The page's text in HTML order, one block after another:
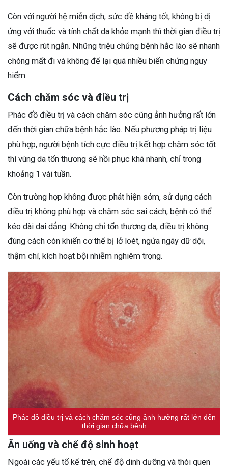
Còn với người hệ miễn dịch, sức đề kháng tốt, không bị dị
ứng với thuốc và tính chất da khỏe mạnh thì thời gian điều trị
sẽ được rút ngắn. Những triệu chứng bệnh hắc lào sẽ nhanh
chóng mất đi và không để lại quá nhiều biến chứng nguy
hiểm.
Cách chăm sóc và điều trị
Phác đồ điều trị và cách chăm sóc cũng ảnh hưởng rất lớn
đến thời gian chữa bệnh hắc lào. Nếu phương pháp trị liệu
phù hợp, người bệnh tích cực điều trị kết hợp chăm sóc tốt
thì vùng da tổn thương sẽ hồi phục khá nhanh, chỉ trong
khoảng 1 vài tuần.
Còn trường hợp không được phát hiện sớm, sử dụng cách
điều trị không phù hợp và chăm sóc sai cách, bệnh có thể
kéo dài dai dẳng. Không chỉ tổn thương da, điều trị không
đúng cách còn khiến cơ thể bị lở loét, ngứa ngáy dữ dội,
thậm chí, kích hoạt bội nhiễm nghiêm trọng.
Phác đồ điều trị và cách chăm sóc cũng ảnh hưởng rất lớn đến
thời gian chữa bệnh
Ăn uống và chế độ sinh hoạt
Ngoài các yếu tố kể trên, chế độ dinh dưỡng và thói quen